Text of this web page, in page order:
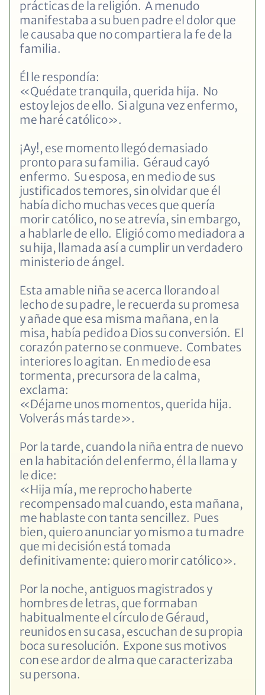
prácticas de la religión. A menudo
manifestaba a su buen padre el dolor que
le causaba que no compartiera la fe de la
familia.
Él le respondía:
«Quédate tranquila, querida hija. No
estoy lejos de ello. Si alguna vez enfermo,
me haré católico».
¡Ay!, ese momento llegó demasiado
pronto para su familia. Géraud cayó
enfermo. Su esposa, en medio de sus
justificados temores, sin olvidar que él
había dicho muchas veces que quería
morir católico, no se atrevía, sin embargo,
a hablarle de ello. Eligió como mediadora a
su hija, llamada así a cumplir un verdadero
ministerio de ángel.
Esta amable niña se acerca llorando al
lecho de su padre, le recuerda su promesa
y añade que esa misma mañana, en la
misa, había pedido a Dios su conversión. El
corazón paterno se conmueve. Combates
interiores lo agitan. En medio de esa
tormenta, precursora de la calma,
exclama:
«Déjame unos momentos, querida hija.
Volverás más tarde».
Por la tarde, cuando la niña entra de nuevo
en la habitación del enfermo, él la llama y
le dice:
«Hija mía, me reprocho haberte
recompensado mal cuando, esta mañana,
me hablaste con tanta sencillez. Pues
bien, quiero anunciar yo mismo a tu madre
que mi decisión está tomada
definitivamente: quiero morir católico».
Por la noche, antiguos magistrados y
hombres de letras, que formaban
habitualmente el círculo de Géraud,
reunidos en su casa, escuchan de su propia
boca su resolución. Expone sus motivos
con ese ardor de alma que caracterizaba
su persona.